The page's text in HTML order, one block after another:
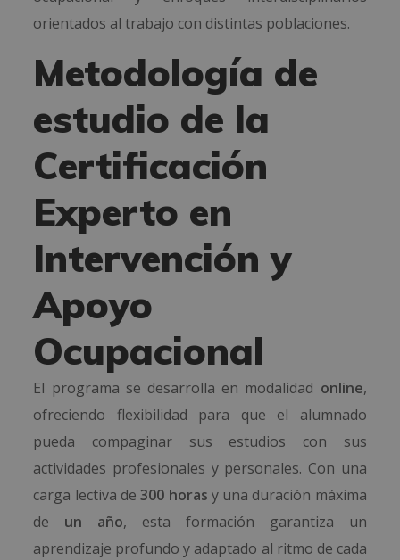
orientados al trabajo con distintas poblaciones.
Metodología de
estudio de la
Certificación
Experto en
Intervención y
Apoyo
Ocupacional
El programa se desarrolla en modalidad online,
ofreciendo flexibilidad para que el alumnado
pueda compaginar sus estudios con sus
actividades profesionales y personales. Con una
carga lectiva de300 horas y una duración máxima
de un año, esta formación garantiza un
aprendizaje profundo y adaptado al ritmo de cada